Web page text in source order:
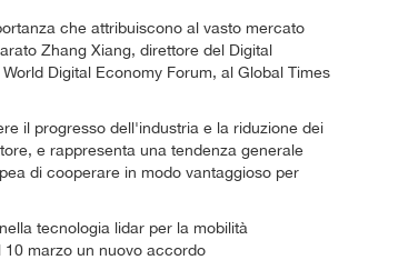
che attribuiscono al vasto mercato
Zhang Xiang, direttore del Digital
Digital Economy Forum, al Global Times
il progresso dell'industria e la riduzione dei
e rappresenta una tendenza generale
di cooperare in modo vantaggioso per
tecnologia lidar per la mobilità
marzo un nuovo accordo